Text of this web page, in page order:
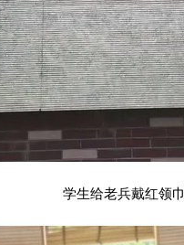
学生给老兵戴红领巾